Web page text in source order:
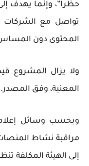
حظرا”، وإنما يهدف
تواصل مع الشركات
المحتوى دون المساس
ولا يزال المشروع
المعنية، وفق المصدر.
وبحسب وسائل
مراقبة نشاط
إلى الهيئة المكلفة